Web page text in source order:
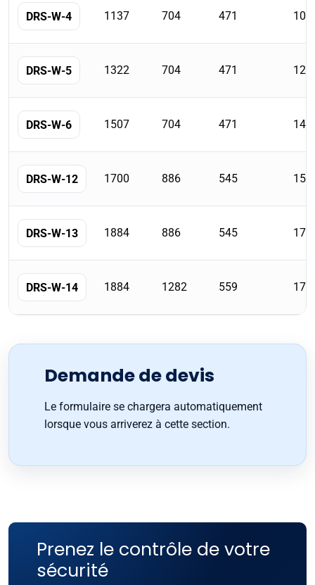
serrures.
DRS-W-4 1137 704 471
DRS-W-5 1322 704 471
DRS-W-6 1507 704 471
DRS-W-12 1700 886 545
DRS-W-13 1884 886 545
DRS-W-14 1884 1282 559
Demande de devis
Le formulaire se chargera automatiquement
lorsque vous arriverez à cette section.
Prenez le contrôle de votre
sécurité